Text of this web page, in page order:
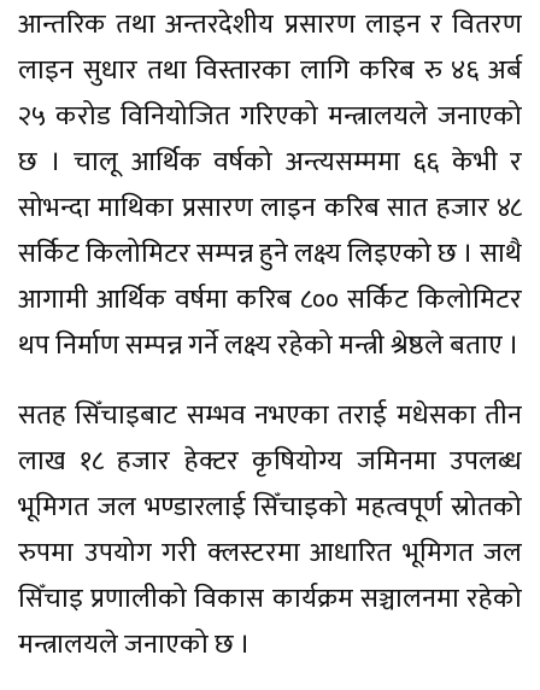
आन्तरिक तथा अन्तरदेशीय प्रसारण लाइन र वितरण
लाइन सुधार तथा विस्तारका लागि करिब रु ४६ अर्ब
२५ करोड विनियोजित गरिएको मन्त्रालयले जनाएको
छ । चालू आर्थिक वर्षको अन्त्यसम्ममा ६६ केभी र
सोभन्दा माथिका प्रसारण लाइन करिब सात हजार ४८
सर्किट किलोमिटर सम्पन्न हुने लक्ष्य लिइएको छ । साथै
आगामी आर्थिक वर्षमा करिब ८०० सर्किट किलोमिटर
थप निर्माण सम्पन्न गर्ने लक्ष्य रहेको मन्त्री श्रेष्ठले बताए ।
सतह सिँचाइबाट सम्भव नभएका तराई मधेसका तीन
लाख १८ हजार हेक्टर कृषियोग्य जमिनमा उपलब्ध
भूमिगत जल भण्डारलाई सिँचाइको महत्वपूर्ण स्रोतको
रुपमा उपयोग गरी क्लस्टरमा आधारित भूमिगत जल
सिँचाइ प्रणालीको विकास कार्यक्रम सञ्चालनमा रहेको
मन्त्रालयले जनाएको छ ।